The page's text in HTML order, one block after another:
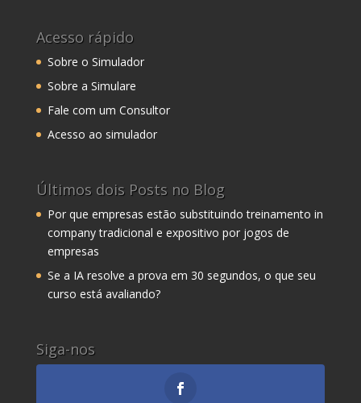
Acesso rápido
Sobre o Simulador
Sobre a Simulare
Fale com um Consultor
Acesso ao simulador
Últimos dois Posts no Blog
Por que empresas estão substituindo treinamento in
company tradicional e expositivo por jogos de
empresas
Se a IA resolve a prova em 30 segundos, o que seu
curso está avaliando?
Siga-nos